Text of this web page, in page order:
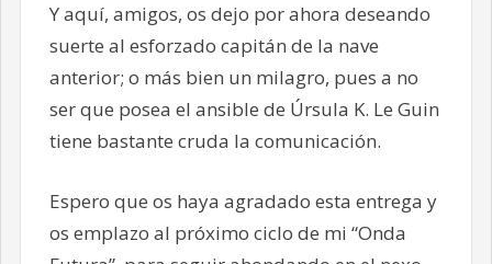
Y aquí, amigos, os dejo por ahora deseando
suerte al esforzado capitán de la nave
anterior; o más bien un milagro, pues a no
ser que posea el ansible de Úrsula K. Le Guin
tiene bastante cruda la comunicación.
Espero que os haya agradado esta entrega y
os emplazo al próximo ciclo de mi “Onda